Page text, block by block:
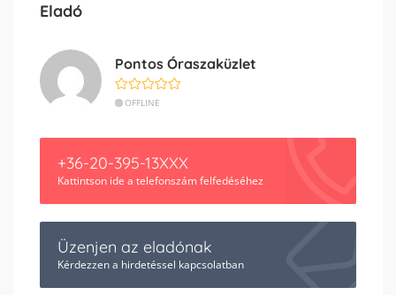
Eladó
Pontos Óraszaküzlet
OFFLINE
+36-20-395-13XXX
Kattintson ide a telefonszám felfedéséhez
Üzenjen az eladónak
Kérdezzen a hirdetéssel kapcsolatban